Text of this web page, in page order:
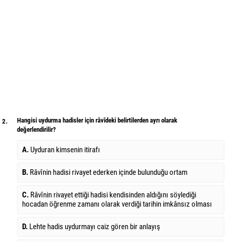
2.
Hangisi uydurma hadisler için râvîdeki belirtilerden ayrı olarak
değerlendirilir?
A. Uyduran kimsenin itirafı
B. Râvînin hadisi rivayet ederken içinde bulunduğu ortam
C. Râvînin rivayet ettiği hadisi kendisinden aldığını söylediği
hocadan öğrenme zamanı olarak verdiği tarihin imkânsız olması
D. Lehte hadis uydurmayı caiz gören bir anlayış